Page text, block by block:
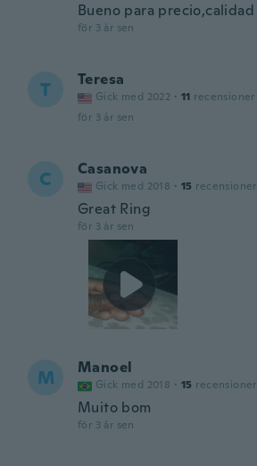
Bueno para precio,calidad
för 3 år sen
T Teresa
Gick med 2022 · 11 recensioner
för 3 år sen
C Casanova
Gick med 2018 · 15 recensioner
Great Ring
för 3 år sen
M Manoel
Gick med 2018 · 15 recensioner
Muito bom
för 3 år sen